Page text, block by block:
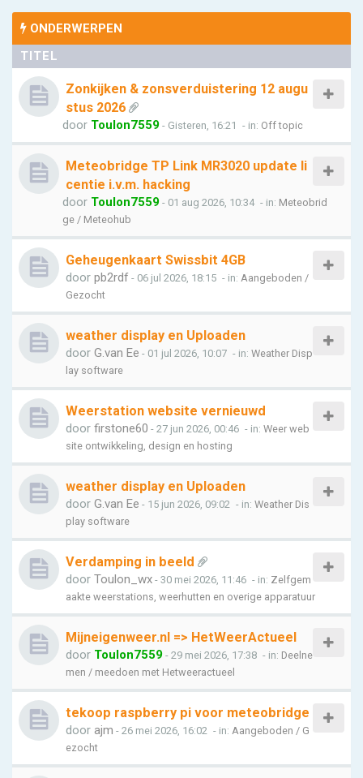
ONDERWERPEN
TITEL
Zonkijken & zonsverduistering 12 augu
stus 2026
door Toulon7559 - Gisteren, 16:21 - in: Off topic
Meteobridge TP Link MR3020 update li
centie i.v.m. hacking
door Toulon7559 - 01 aug 2026, 10:34 - in: Meteobrid
ge / Meteohub
Geheugenkaart Swissbit 4GB
door pb2rdf - 06 jul 2026, 18:15 - in: Aangeboden /
Gezocht
weather display en Uploaden
door G.van Ee - 01 jul 2026, 10:07 - in: Weather Disp
lay software
Weerstation website vernieuwd
door firstone60 - 27 jun 2026, 00:46 - in: Weer web
site ontwikkeling, design en hosting
weather display en Uploaden
door G.van Ee - 15 jun 2026, 09:02 - in: Weather Dis
play software
Verdamping in beeld
door Toulon_wx - 30 mei 2026, 11:46 - in: Zelfgem
aakte weerstations, weerhutten en overige apparatuur
Mijneigenweer.nl => HetWeerActueel
door Toulon7559 - 29 mei 2026, 17:38 - in: Deelne
men / meedoen met Hetweeractueel
tekoop raspberry pi voor meteobridge
door ajm - 26 mei 2026, 16:02 - in: Aangeboden / G
ezocht